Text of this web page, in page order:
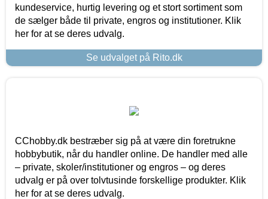
kundeservice, hurtig levering og et stort sortiment som
de sælger både til private, engros og institutioner. Klik
her for at se deres udvalg.
Se udvalget på Rito.dk
CChobby.dk bestræber sig på at være din foretrukne
hobbybutik, når du handler online. De handler med alle
– private, skoler/institutioner og engros – og deres
udvalg er på over tolvtusinde forskellige produkter. Klik
her for at se deres udvalg.